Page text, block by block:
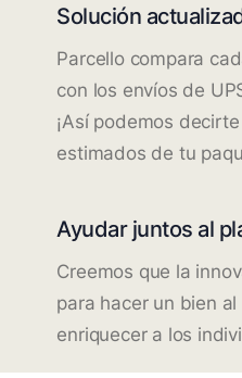
Solución
Parcello compara
con los envíos de
¡Así podemos
estimados de tu
Ayudar juntos al
Creemos que la
para hacer un bien
enriquecer a los